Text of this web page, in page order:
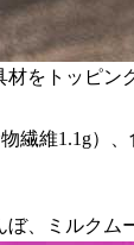
をトッピン
繊維1.1g
、ミルクム